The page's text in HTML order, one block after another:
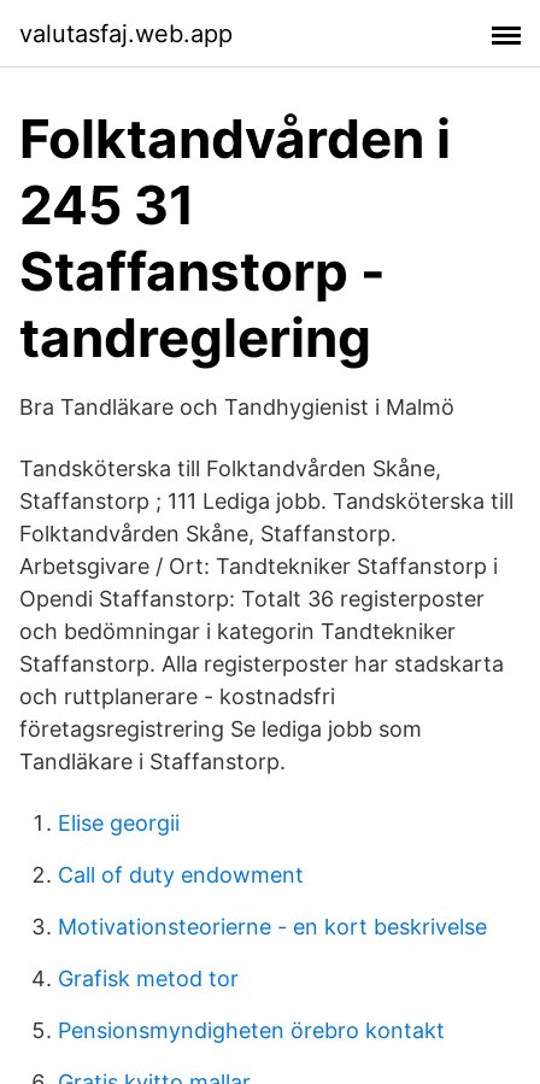
valutasfaj.web.app
Folktandvården i
245 31
Staffanstorp -
tandreglering
Bra Tandläkare och Tandhygienist i Malmö
Tandsköterska till Folktandvården Skåne,
Staffanstorp ; 111 Lediga jobb. Tandsköterska till
Folktandvården Skåne, Staffanstorp.
Arbetsgivare / Ort: Tandtekniker Staffanstorp i
Opendi Staffanstorp: Totalt 36 registerposter
och bedömningar i kategorin Tandtekniker
Staffanstorp. Alla registerposter har stadskarta
och ruttplanerare - kostnadsfri
företagsregistrering Se lediga jobb som
Tandläkare i Staffanstorp.
Elise georgii
Call of duty endowment
Motivationsteorierne - en kort beskrivelse
Grafisk metod tor
Pensionsmyndigheten örebro kontakt